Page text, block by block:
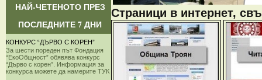
НАЙ-ЧЕТЕНОТО ПРЕЗ
ПОСЛЕДНИТЕ 7 ДНИ
КОНКУРС “ДЪРВО С КОРЕН”
За шести пореден път Фондация
“ЕкоОбщност” обявява конкурс
“Дърво с корен”. Информация за
конкурса можете да намерите ТУК
Страници в интернет,